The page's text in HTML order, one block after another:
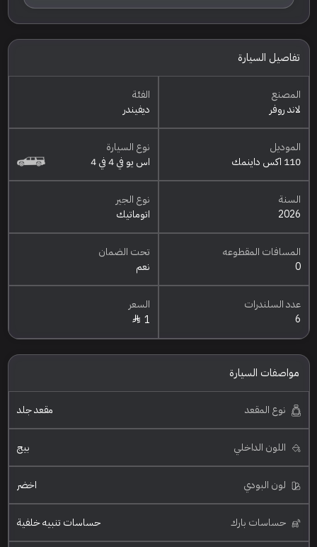
تفاصيل السيارة
المصنع
لاند روفر
الفئة
ديفيندر
الموديل
110 اكس داينمك
نوع السيارة
اس يو في 4 في 4
السنة
2026
نوع الجير
اتوماتيك
المسافات المقطوعه
0
تحت الضمان
نعم
عدد السلندرات
6
السعر
1
مواصفات السيارة
نوع المقعد مقعد جلد
اللون الداخلي بيج
لون البودي اخضر
حساسات بارك حساسات تنبيه خلفية